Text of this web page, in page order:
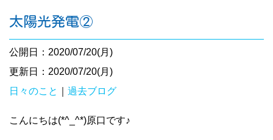
太陽光発電②
公開日：2020/07/20(月)
更新日：2020/07/20(月)
日々のこと
過去ブログ
こんにちは(*^_^*)原口です♪